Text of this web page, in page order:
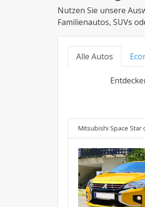
Nutzen Sie unsere
Familienautos, SUVs
Alle Autos
Mitsubishi Space Star